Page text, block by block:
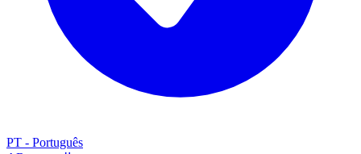
PT - Português